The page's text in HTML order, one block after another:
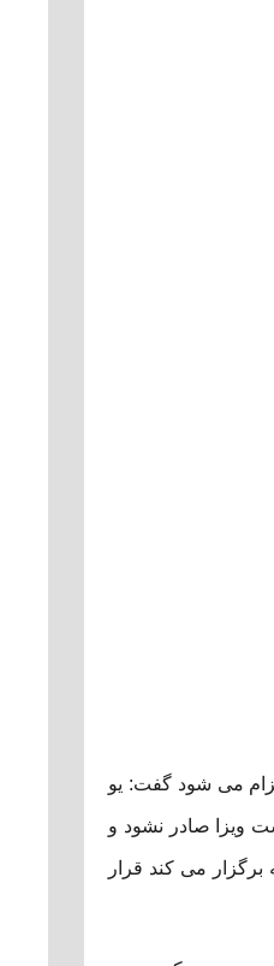
می شود گفت: یو
ویزا صادر نشود و
می کند قرار